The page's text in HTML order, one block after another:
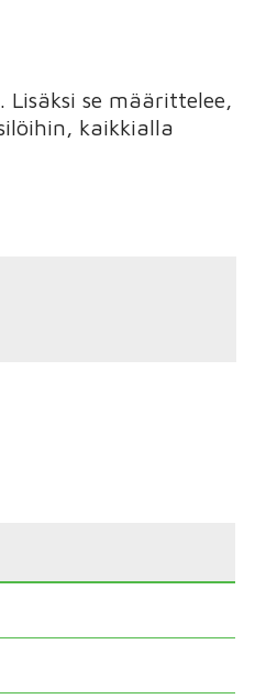
se määrittelee,
kaikkialla